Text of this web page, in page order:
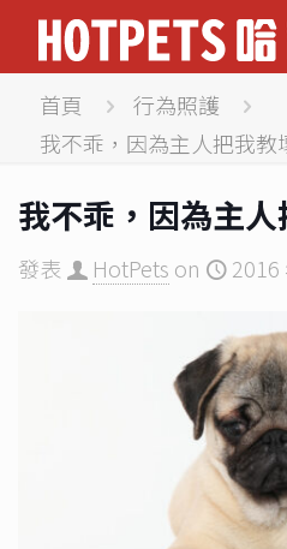
首頁
行為照護
我不乖，因為主人把我教
我不乖，因為主人
發表 HotPets on 2016